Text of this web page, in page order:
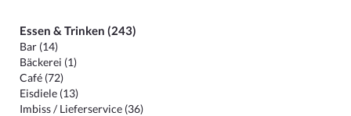
Essen & Trinken (243)
Bar (14)
Bäckerei (1)
Café (72)
Eisdiele (13)
Imbiss / Lieferservice (36)